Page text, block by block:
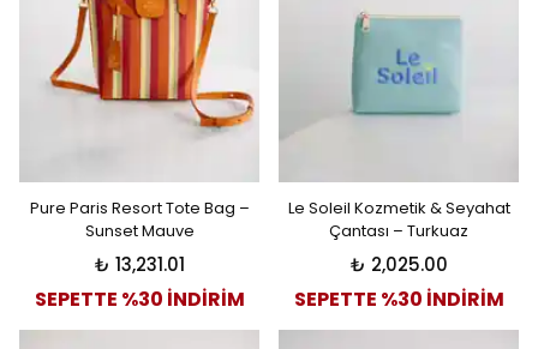
Pure Paris Resort Tote Bag –
Sunset Mauve
₺ 13,231.01
SEPETTE %30 İNDİRİM
Le Soleil Kozmetik & Seyahat
Çantası – Turkuaz
₺ 2,025.00
SEPETTE %30 İNDİRİM